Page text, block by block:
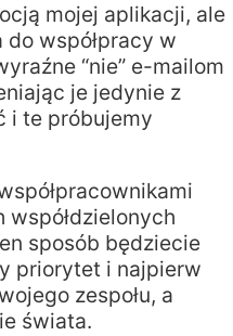
mojej aplikacji, ale
współpracy w
“nie” e-mailom
je jedynie z
i te próbujemy
współdzielonych
sposób będziecie
priorytet i najpierw
zespołu, a
świata.